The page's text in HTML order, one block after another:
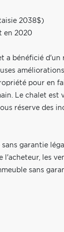
2038$)
en 2020
a bénéficié d'un
pour en
Le chalet est
réserve des
garantie
l'acheteur, les
sans